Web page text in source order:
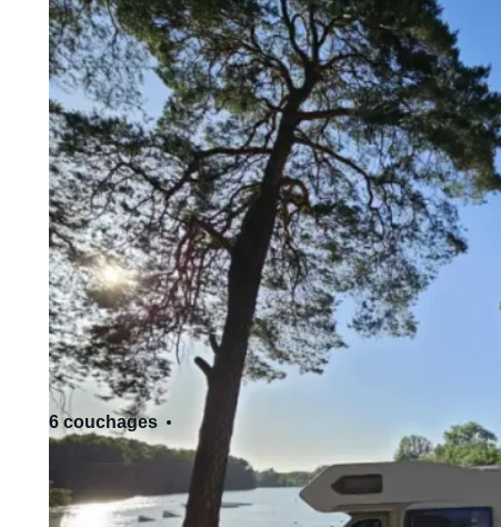
6 couchages
6 siège(s)
Permis de conduire standard - Cat. B